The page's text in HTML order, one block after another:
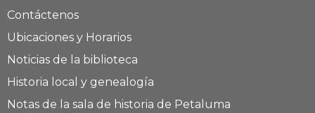
Contáctenos
Ubicaciones y Horarios
Noticias de la biblioteca
Historia local y genealogía
Notas de la sala de historia de Petaluma